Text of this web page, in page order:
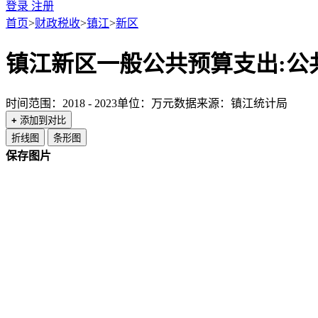
登录 注册
首页>财政税收>镇江>新区
镇江新区一般公共预算支出:公
时间范围：2018 - 2023单位：万元数据来源：镇江统计局
+ 添加到对比
折线图
条形图
保存图片